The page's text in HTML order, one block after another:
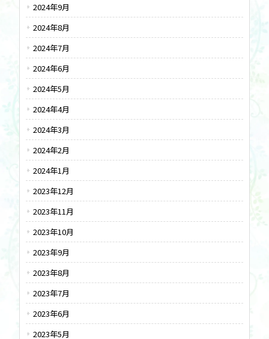
2024年9月
2024年8月
2024年7月
2024年6月
2024年5月
2024年4月
2024年3月
2024年2月
2024年1月
2023年12月
2023年11月
2023年10月
2023年9月
2023年8月
2023年7月
2023年6月
2023年5月